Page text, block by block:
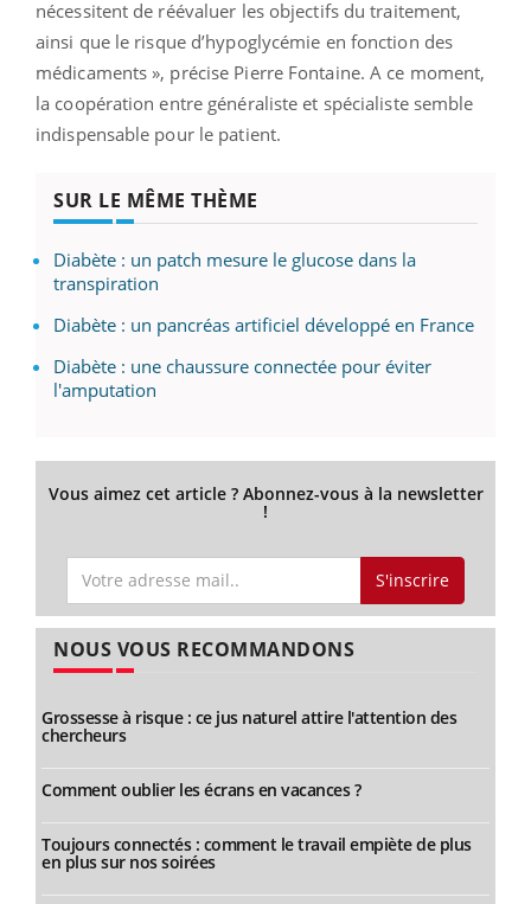
nécessitent de réévaluer les objectifs du traitement,
ainsi que le risque d’hypoglycémie en fonction des
médicaments », précise Pierre Fontaine. A ce moment,
la coopération entre généraliste et spécialiste semble
indispensable pour le patient.
SUR LE MÊME THÈME
Diabète : un patch mesure le glucose dans la
transpiration
Diabète : un pancréas artificiel développé en France
Diabète : une chaussure connectée pour éviter
l'amputation
Vous aimez cet article ? Abonnez-vous à la newsletter
!
S'inscrire
NOUS VOUS RECOMMANDONS
Grossesse à risque : ce jus naturel attire l'attention des
chercheurs
Comment oublier les écrans en vacances ?
Toujours connectés : comment le travail empiète de plus
en plus sur nos soirées